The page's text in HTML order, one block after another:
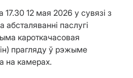
12 мая 2026 у сувязі з
паслугі
кароткачасовая
прагляду ў рэжыме
на камерах.